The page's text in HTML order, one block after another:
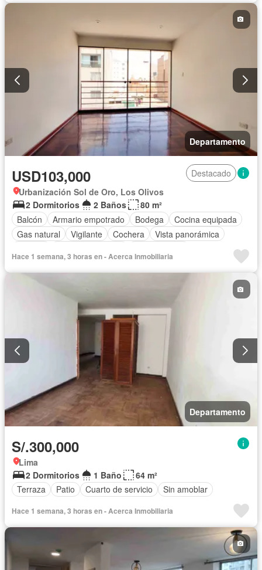
Vista panorámica
Departamento
USD103,000
Destacado
Urbanización Sol de Oro, Los Olivos
2 Dormitorios
2 Baños
80 m²
Balcón
Armario empotrado Bodega
Cocina equipada
Gas natural
Vigilante Cochera
Vista panorámica
Parcialmente amoblado
Hace 1 semana, 3 horas en - Acerca Inmobiliaria
Departamento
S/.300,000
Lima
2 Dormitorios
1 Baño
64 m²
Terraza
Patio Cuarto de servicio Sin amoblar
Hace 1 semana, 3 horas en - Acerca Inmobiliaria